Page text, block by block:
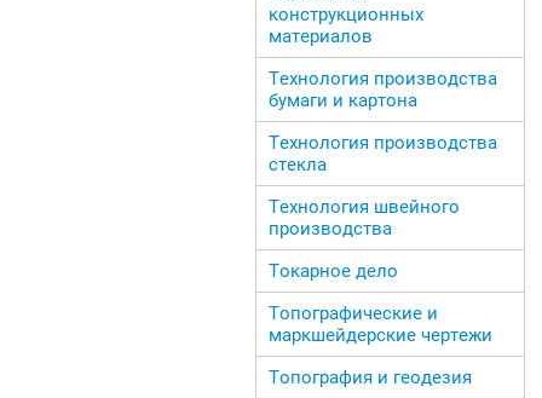
конструкционных
материалов
Технология производства
бумаги и картона
Технология производства
стекла
Технология швейного
производства
Токарное дело
Топографические и
маркшейдерские чертежи
Топография и геодезия